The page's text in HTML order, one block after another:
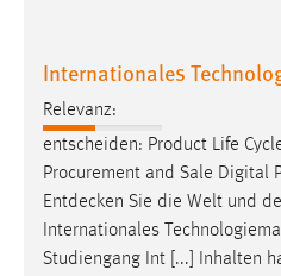
Internationales
Relevanz:
entscheiden: Product Life
Procurement and Sale Digital
Entdecken Sie die Welt und
Internationales
Studiengang Int [...] Inhalten
Cookie Laufzeit:
3 Monate
EXTERNE MEDIEN
Um Inhalte von
Plattformen anzeigen zu